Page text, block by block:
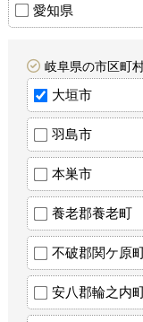
愛知県
岐阜県の市区町
大垣市
羽島市
本巣市
養老郡養老町
不破郡関ケ原
安八郡輪之内